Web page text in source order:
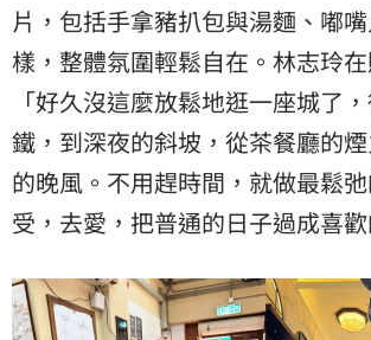
片，包括手拿豬扒包與湯麵、嘟
樣，整體氛圍輕鬆自在。林志玲在
「好久沒這麼放鬆地逛一座城了
鐵，到深夜的斜坡，從茶餐廳的
的晚風。不用趕時間，就做最鬆
受，去愛，把普通的日子過成喜歡